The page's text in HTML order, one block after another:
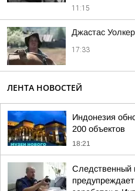
11:15
Джастас
17:33
ЛЕНТА НОВОСТЕЙ
Индонезия
200 объектов
18:21
Следственный